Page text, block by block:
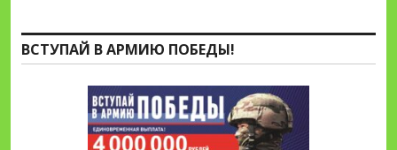
ВСТУПАЙ В АРМИЮ ПОБЕДЫ!